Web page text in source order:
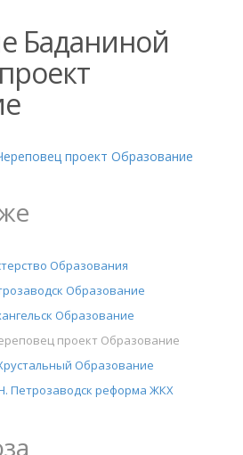
Баданиной
проект Образование
Образования
Образование
Образование
проект Образование
Образование
Петрозаводск реформа ЖКХ